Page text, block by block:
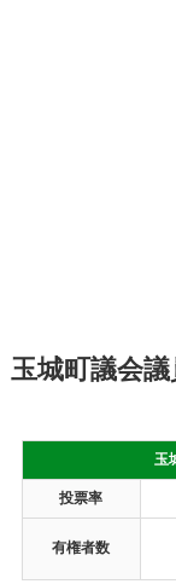
玉城町議会
玉
投票率
有権者数